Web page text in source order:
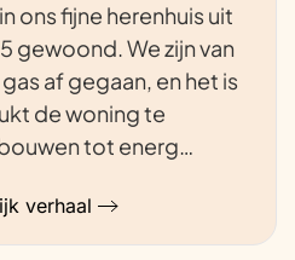
ons fijne herenhuis uit
gewoond. We zijn van
af gegaan, en het is
de woning te
tot energ…
verhaal